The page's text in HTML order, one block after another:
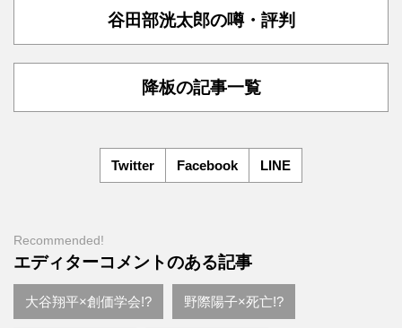
谷田部洸太郎の噂・評判
降板の記事一覧
Twitter Facebook LINE
Recommended!
エディターコメントのある記事
大谷翔平×創価学会!? 野際陽子×死亡!?